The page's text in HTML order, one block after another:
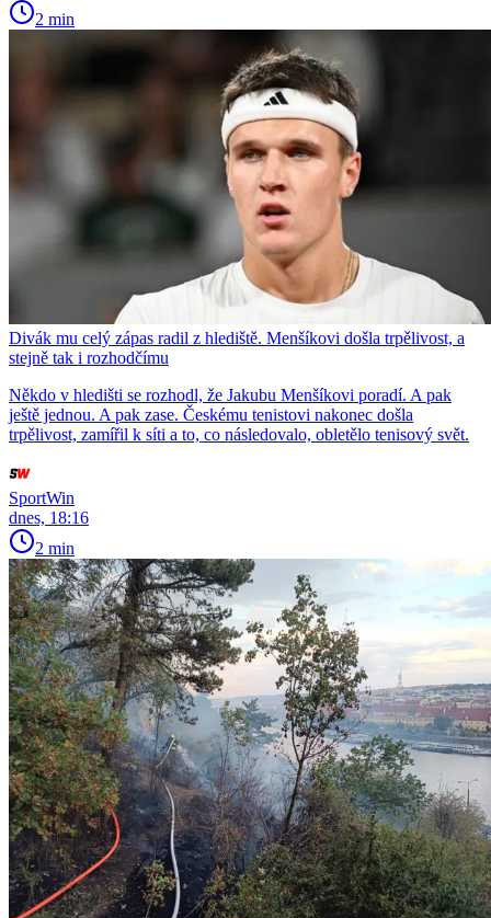
2 min
Divák mu celý zápas radil z hlediště. Menšíkovi došla trpělivost, a
stejně tak i rozhodčímu
Někdo v hledišti se rozhodl, že Jakubu Menšíkovi poradí. A pak
ještě jednou. A pak zase. Českému tenistovi nakonec došla
trpělivost, zamířil k síti a to, co následovalo, obletělo tenisový svět.
SportWin
dnes, 18:16
2 min